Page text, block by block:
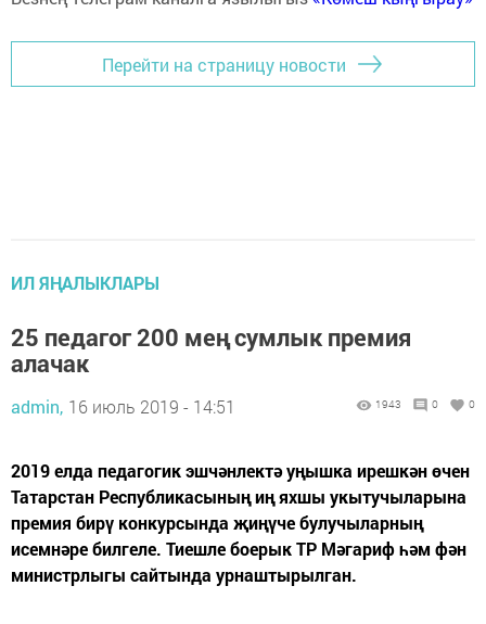
Перейти на страницу новости
ИЛ ЯҢАЛЫКЛАРЫ
25 педагог 200 мең сумлык премия
алачак
admin, 16 июль 2019 - 14:51 1943 0 0
2019 елда педагогик эшчәнлектә уңышка ирешкән өчен
Татарстан Республикасының иң яхшы укытучыларына
премия бирү конкурсында җиңүче булучыларның
исемнәре билгеле. Тиешле боерык ТР Мәгариф һәм фән
министрлыгы сайтында урнаштырылган.